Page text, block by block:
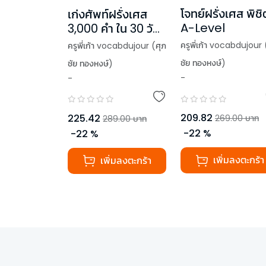
เก่งศัพท์ฝรั่งเศส
3,000 คำ ใน 30 วัน
(ฉบับปกใหม่)
ครูพี่เก้า vocabdujour (ศุภ
ชัย ทองหงษ์)
-
225.42 289.00 บาท
-22 %
เพิ่มลงตะกร้า
โจทย์ฝรั่งเศส พิชิ
A-Level
ครูพี่เก้า vocabdujour
ชัย ทองหงษ์)
-
209.82 269.00 บาท
-22 %
เพิ่มลงตะกร้า